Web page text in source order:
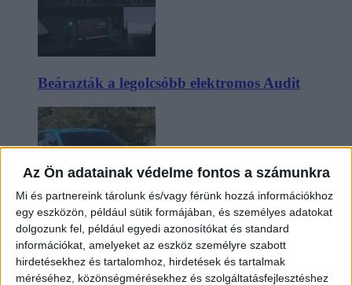
Az Ön adatainak védelme fontos a számunkra
Mi és partnereink tárolunk és/vagy férünk hozzá információkhoz
egy eszközön, például sütik formájában, és személyes adatokat
dolgozunk fel, például egyedi azonosítókat és standard
információkat, amelyeket az eszköz személyre szabott
hirdetésekhez és tartalomhoz, hirdetések és tartalmak
méréséhez, közönségmérésekhez és szolgáltatásfejlesztéshez
Beárazták a legolcsóbb elektromos Audit
Két év sem kellett: máris nyugdíjba küldi utolsó
amerikai villanyautóját a Honda